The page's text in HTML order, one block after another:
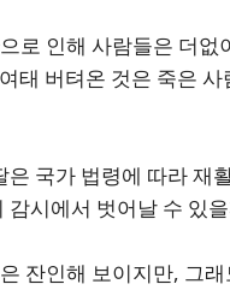
로 인해 사람들은 더
태 버텨온 것은 죽은
국가 법령에 따라 재
시에서 벗어날 수 있
잔인해 보이지만, 그